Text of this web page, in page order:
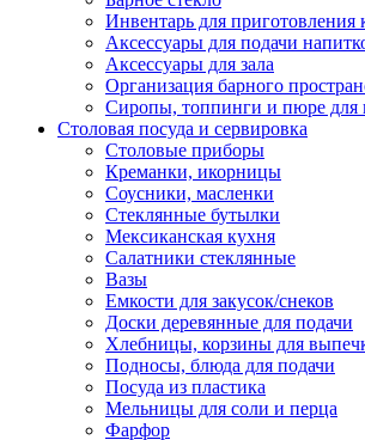
Инвентарь для приготовления
Аксессуары для подачи
Аксессуары для зала
Организация барного
Сиропы, топпинги и пюре для
Столовая посуда и сервировка
Столовые приборы
Креманки, икорницы
Соусники, масленки
Стеклянные бутылки
Мексиканская кухня
Салатники стеклянные
Вазы
Емкости для закусок/снеков
Доски деревянные для подачи
Хлебницы, корзины для
Подносы, блюда для подачи
Посуда из пластика
Мельницы для соли и перца
Фарфор